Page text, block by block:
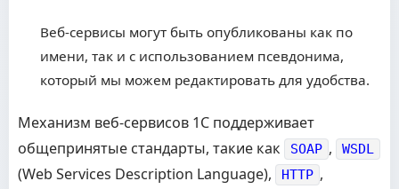
Веб-сервисы могут быть опубликованы как по
имени, так и с использованием псевдонима,
который мы можем редактировать для удобства.
Механизм веб-сервисов 1С поддерживает
общепринятые стандарты, такие как
SOAP , WSDL
(Web Services Description Language), HTTP ,